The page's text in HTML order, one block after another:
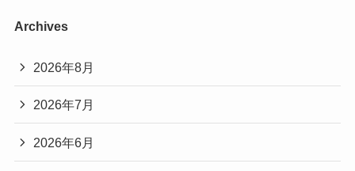
Archives
2026年8月
2026年7月
2026年6月